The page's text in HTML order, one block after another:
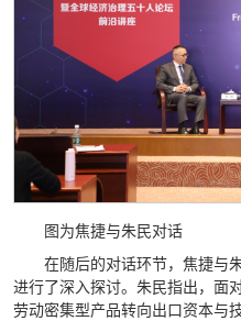
图为焦捷与朱民对话
在随后的对话环节，焦捷与
进行了深入探讨。朱民指出，面
劳动密集型产品转向出口资本与